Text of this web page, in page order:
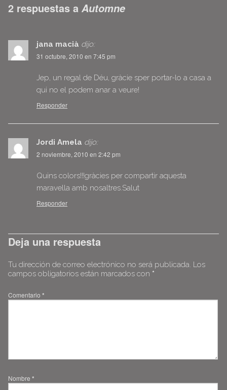
2 respuestas a Automne
jana macià dijo:
31 octubre, 2010 en 7:45 pm
Jep, un regal de Déu, gràcie sper portar-lo a casa a
qui no el podem anar a veure!
Responder
Jordi Amela dijo:
2 noviembre, 2010 en 2:42 pm
Quins colors!!!gràcies per compartir aquesta
maravella amb nosaltres.Salut
Responder
Deja una respuesta
Tu dirección de correo electrónico no será publicada. Los
campos obligatorios están marcados con *
Comentario *
Nombre *